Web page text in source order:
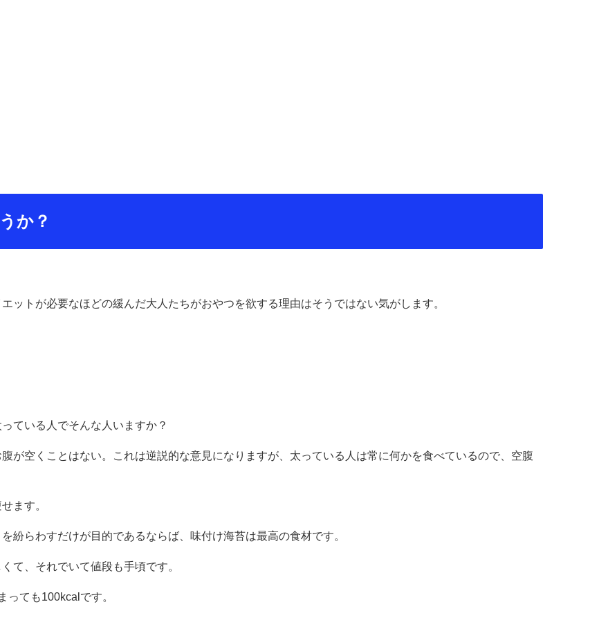
か？
ットが必要なほどの緩んだ大人たちがおやつを欲する理由はそうではない気がします。
ている人でそんな人いますか？
が空くことはない。これは逆説的な意見になりますが、太っている人は常に何かを食べているので、空腹
ます。
紛らわすだけが目的であるならば、味付け海苔は最高の食材です。
て、それでいて値段も手頃です。
っても100kcalです。